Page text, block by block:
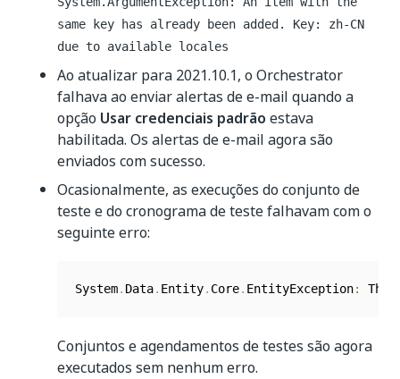
same key has already been added. Key: zh-CN
due to available locales
Ao atualizar para 2021.10.1, o Orchestrator
falhava ao enviar alertas de e-mail quando a
opção Usar credenciais padrão estava
habilitada. Os alertas de e-mail agora são
enviados com sucesso.
Ocasionalmente, as execuções do conjunto de
teste e do cronograma de teste falhavam com o
seguinte erro:
System. Data. Entity. Core. EntityException: The
Conjuntos e agendamentos de testes são agora
executados sem nenhum erro.